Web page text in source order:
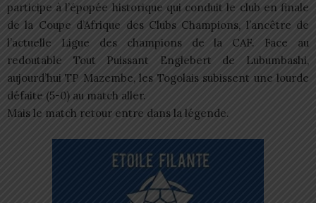
participe à l’épopée historique qui conduit le club en finale
de la Coupe d’Afrique des Clubs Champions, l’ancêtre de
l’actuelle Ligue des champions de la CAF. Face au
redoutable Tout Puissant Englebert de Lubumbashi,
aujourd’hui TP Mazembe, les Togolais subissent une lourde
défaite (5-0) au match aller.
Mais le match retour entre dans la légende.